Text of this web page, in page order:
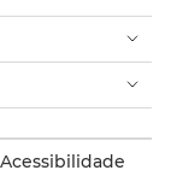
Acessibilidade